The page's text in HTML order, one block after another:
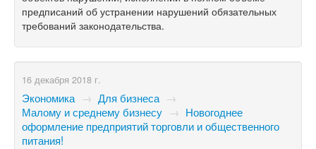
предписаний об устранении нарушений обязательных
требований законодательства.
16 декабря 2018 г.
Экономика → Для бизнеса →
Малому и среднему бизнесу → Новогоднее
оформление предприятий торговли и общественного
питания!